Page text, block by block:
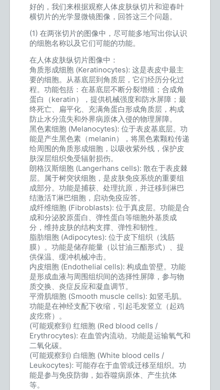
好的，我们来根据观察人体皮肤纵切片和迎春叶
横切片的光学显微镜图像，回答这三个问题。
(1) 在两张切片的图像中，尽可能多地写出你认识
的细胞名称以及它们可能的功能。
在人体皮肤纵切片图像中：
角质形成细胞 (Keratinocytes): 这是表皮中最主
要的细胞。从基底层到角质层，它们经历分化过
程。功能包括：在基底层不断分裂增殖；合成角
蛋白（keratin），提供机械强度和防水屏障；最
终死亡、扁平化、充满角蛋白形成角质层，构成
防止水分流失和外界病原体入侵的物理屏障。
黑色素细胞 (Melanocytes): 位于表皮基底层。功
能是产生黑色素（melanin），将黑色素颗粒传递
给周围的角质形成细胞，以吸收紫外线，保护皮
肤深层组织免受辐射损伤。
朗格汉斯细胞 (Langerhans cells): 散在于表皮棘
层。属于树突状细胞，是皮肤免疫系统的重要组
成部分。功能是捕获、处理抗原，并迁移到淋巴
结激活T淋巴细胞，启动免疫应答。
成纤维细胞 (Fibroblasts): 位于真皮层。功能是合
成和分泌胶原蛋白、弹性蛋白等细胞外基质成
分，维持皮肤的结构支撑、弹性和韧性。
脂肪细胞 (Adipocytes): 位于皮下组织（浅筋
膜）。功能是储存能量（以甘油三酯形式）、提
供保温、缓冲机械冲击。
内皮细胞 (Endothelial cells): 构成血管壁。功能
是形成血液与周围组织间的选择性屏障，参与物
质交换、炎症反应和凝血调节。
平滑肌细胞 (Smooth muscle cells): 如竖毛肌。
功能是在神经支配下收缩，引起毛发竖立（起鸡
皮疙瘩）。
(可能观察到) 红细胞 (Red blood cells /
Erythrocytes): 在血管内流动。功能是运输氧气和
二氧化碳。
(可能观察到) 白细胞 (White blood cells /
Leukocytes): 可能存在于血管或迁移至组织。功
能是参与免疫防御，如吞噬病原体、产生抗体
等。